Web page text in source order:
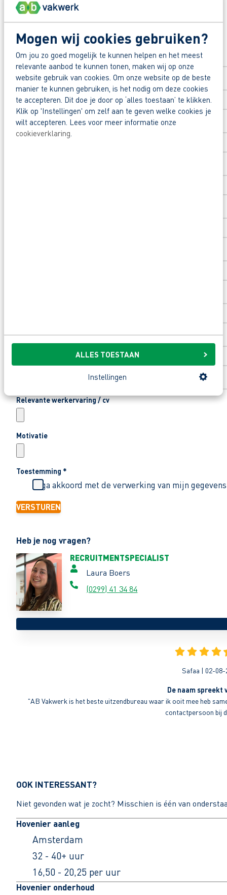
Mogen wij cookies gebruiken?
Om jou zo goed mogelijk te kunnen helpen en het meest
relevante aanbod te kunnen tonen, maken wij op onze
website gebruik van cookies. Om onze website op de beste
manier te kunnen gebruiken, is het nodig om deze cookies
te accepteren. Dit doe je door op ‘alles toestaan’ te klikken.
Klik op 'Instellingen' om zelf aan te geven welke cookies je
wilt accepteren. Lees voor meer informatie onze
cookieverklaring.
ALLES TOESTAAN
Instellingen
Waarom solliciteren via AB Vakwerk?
Snel naar een vast contract.
Beoordeeld met een 9+ door onze
Opleidingsvoucher van € 1.000,00 om door
Nog vragen over deze vacature voor hovenier in
Solliciteer direct
Voornaam *
Achternaam*
*
Relevante werkervaring / cv
Motivatie
Toestemming *
Ik ga akkoord met de verwerking van mijn
VERSTUREN
Heb je nog vragen?
RECRUITMENTSPECIALIST
Laura Boers
(0299) 41 34 84
Safaa | 02-08-
De naam spreekt
"AB Vakwerk is het beste uitzendbureau waar ik ooit mee heb
contactpersoon bij
OOK INTERESSANT?
Niet gevonden wat je zocht? Misschien is één van
Hovenier aanleg
Amsterdam
32 - 40+ uur
16,50 - 20,25 per uur
Hovenier onderhoud